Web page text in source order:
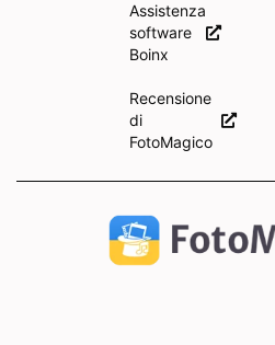
Assistenza
software
Boinx
Recensione
di
FotoMagico